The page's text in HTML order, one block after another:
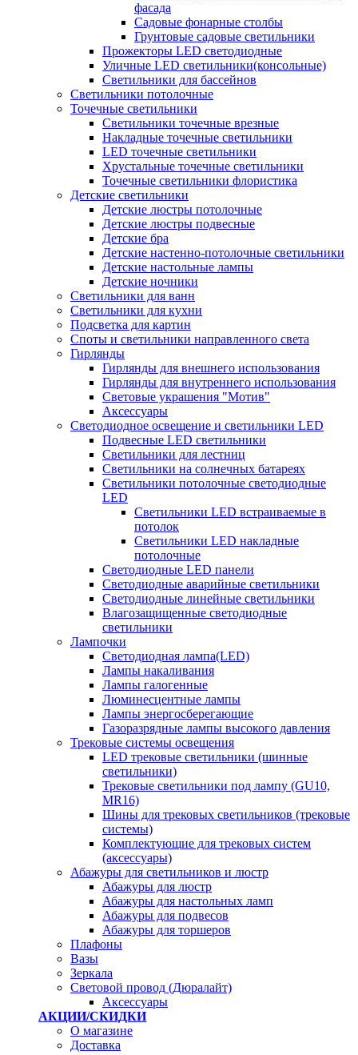
фасада
Садовые фонарные столбы
Грунтовые садовые светильники
Прожекторы LED светодиодные
Уличные LED светильники(консольные)
Светильники для бассейнов
Светильники потолочные
Точечные светильники
Светильники точечные врезные
Накладные точечные светильники
LED точечные светильники
Хрустальные точечные светильники
Точечные светильники флористика
Детские светильники
Детские люстры потолочные
Детские люстры подвесные
Детские бра
Детские настенно-потолочные светильники
Детские настольные лампы
Детские ночники
Светильники для ванн
Светильники для кухни
Подсветка для картин
Споты и светильники направленного света
Гирлянды
Гирлянды для внешнего использования
Гирлянды для внутреннего использования
Световые украшения "Мотив"
Аксессуары
Светодиодное освещение и светильники LED
Подвесные LED светильники
Светильники для лестниц
Светильники на солнечных батареях
Светильники потолочные светодиодные
LED
Cветильники LED встраиваемые в
потолок
Светильники LED накладные
потолочные
Светодиодные LED панели
Светодиодные аварийные светильники
Светодиодные линейные светильники
Влагозащищенные светодиодные
светильники
Лампочки
Светодиодная лампа(LED)
Лампы накаливания
Лампы галогенные
Люминесцентные лампы
Лампы энергосберегающие
Газоразрядные лампы высокого давления
Трековые системы освещения
LED трековые светильники (шинные
светильники)
Трековые светильники под лампу (GU10,
MR16)
Шины для трековых светильников (трековые
системы)
Комплектующие для трековых систем
(аксессуары)
Абажуры для светильников и люстр
Абажуры для люстр
Абажуры для настольных ламп
Абажуры для подвесов
Абажуры для торшеров
Плафоны
Вазы
Зеркала
Световой провод (Дюралайт)
Аксессуары
АКЦИИ/СКИДКИ
О магазине
Доставка